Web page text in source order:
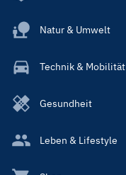
Natur & Umwelt
Technik & Mobilität
Gesundheit
Leben & Lifestyle